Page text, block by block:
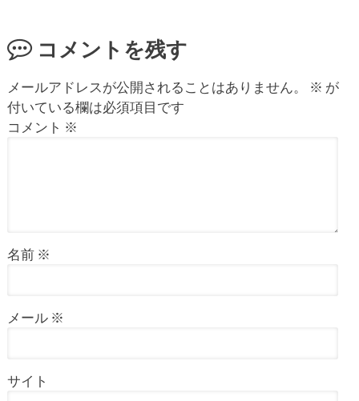
コメントを残す
メールアドレスが公開されることはありません。 ※ が
付いている欄は必須項目です
コメント ※
名前 ※
メール ※
サイト